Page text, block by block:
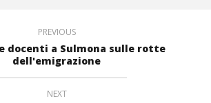
PREVIOUS
docenti a Sulmona sulle rotte
dell'emigrazione
NEXT